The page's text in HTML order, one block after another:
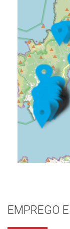
EMPREGO